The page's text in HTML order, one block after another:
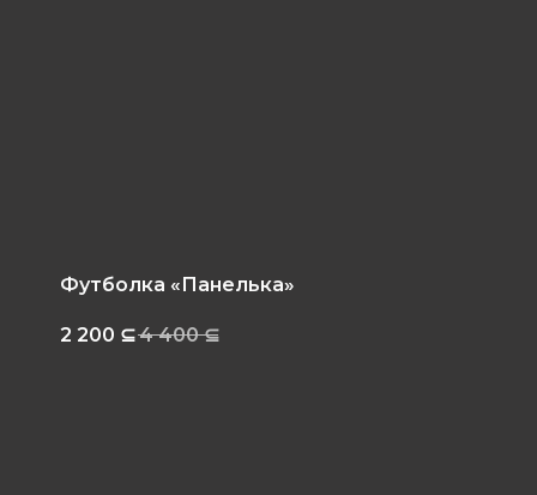
Футболка «Панелька»
2 200 ⊆4 400 ⊆